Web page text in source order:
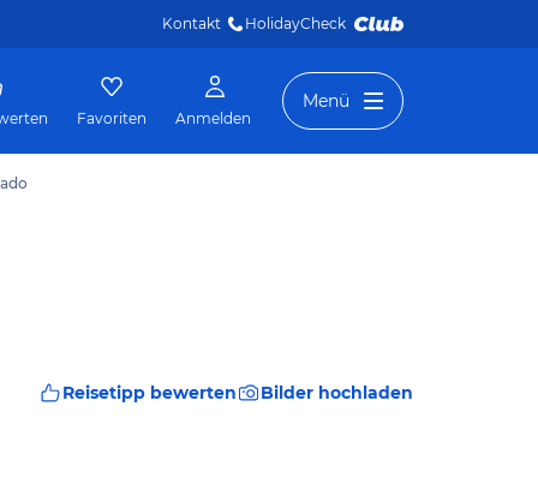
Kontakt HolidayCheck
Favoriten Anmelden
Menü
Reisetipp bewerten Bilder hochladen